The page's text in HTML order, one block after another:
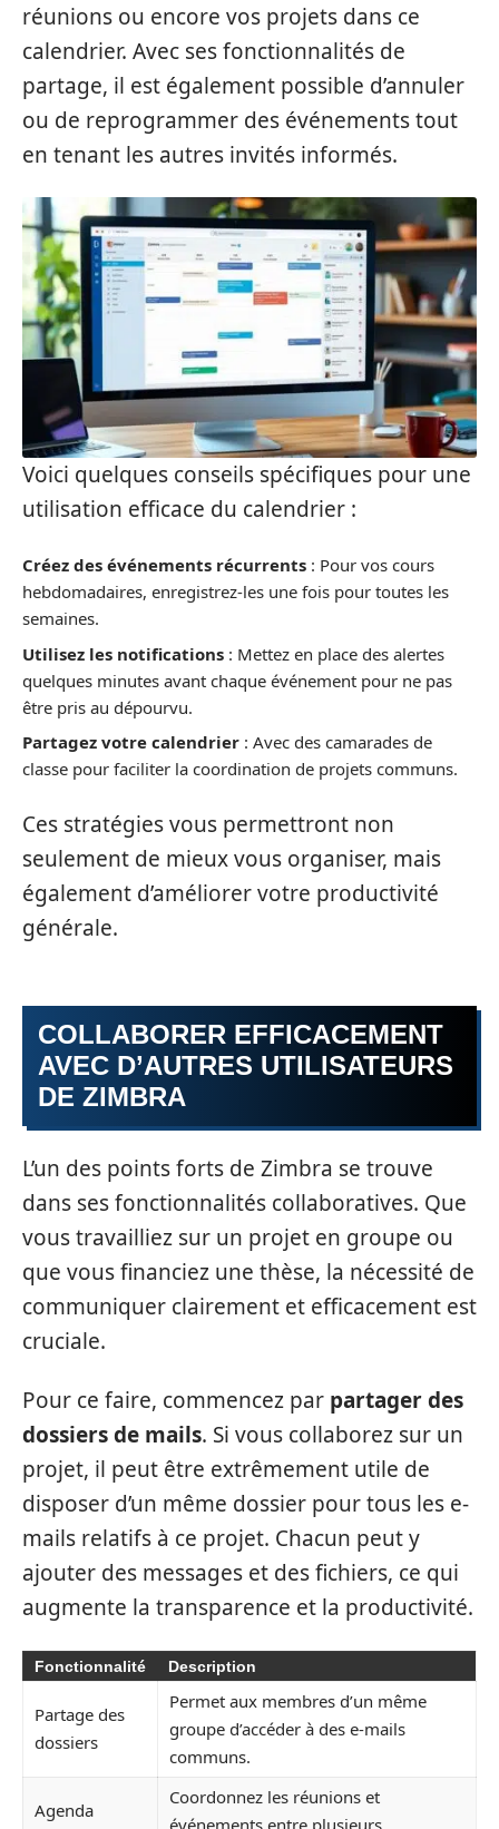
réunions ou encore vos projets dans ce
calendrier. Avec ses fonctionnalités de
partage, il est également possible d’annuler
ou de reprogrammer des événements tout
en tenant les autres invités informés.
Voici quelques conseils spécifiques pour une
utilisation efficace du calendrier :
Créez des événements récurrents : Pour vos cours
hebdomadaires, enregistrez-les une fois pour toutes les
semaines.
Utilisez les notifications : Mettez en place des alertes
quelques minutes avant chaque événement pour ne pas
être pris au dépourvu.
Partagez votre calendrier : Avec des camarades de
classe pour faciliter la coordination de projets communs.
Ces stratégies vous permettront non
seulement de mieux vous organiser, mais
également d’améliorer votre productivité
générale.
COLLABORER EFFICACEMENT
AVEC D’AUTRES UTILISATEURS
DE ZIMBRA
L’un des points forts de Zimbra se trouve
dans ses fonctionnalités collaboratives. Que
vous travailliez sur un projet en groupe ou
que vous financiez une thèse, la nécessité de
communiquer clairement et efficacement est
cruciale.
Pour ce faire, commencez par partager des
dossiers de mails. Si vous collaborez sur un
projet, il peut être extrêmement utile de
disposer d’un même dossier pour tous les e-
mails relatifs à ce projet. Chacun peut y
ajouter des messages et des fichiers, ce qui
augmente la transparence et la productivité.
Fonctionnalité Description
Partage des
dossiers
Permet aux membres d’un même
groupe d’accéder à des e-mails
communs.
Agenda
Coordonnez les réunions et
événements entre plusieurs